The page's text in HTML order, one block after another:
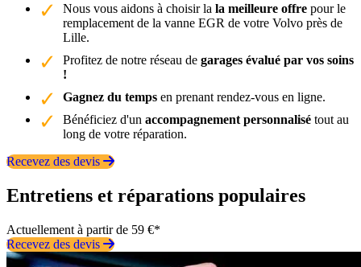
Nous vous aidons à choisir la la meilleure offre pour le
remplacement de la vanne EGR de votre Volvo près de
Lille.
Profitez de notre réseau de garages évalué par vos soins
!
Gagnez du temps en prenant rendez-vous en ligne.
Bénéficiez d'un accompagnement personnalisé tout au
long de votre réparation.
Recevez des devis
Entretiens et réparations populaires
Actuellement à partir de 59 €*
Recevez des devis